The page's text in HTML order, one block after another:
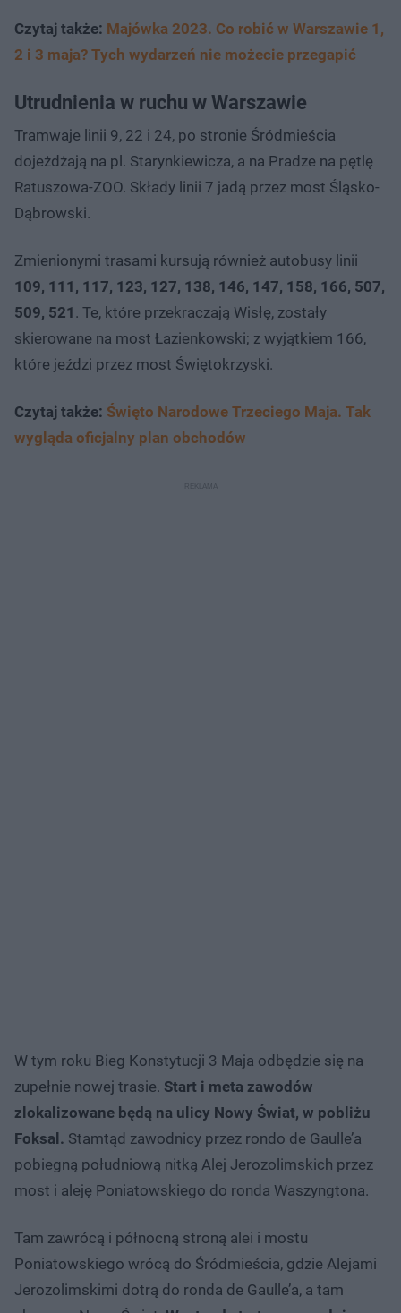
Czytaj także: Majówka 2023. Co robić w Warszawie 1,
2 i 3 maja? Tych wydarzeń nie możecie przegapić
Utrudnienia w ruchu w Warszawie
Tramwaje linii 9, 22 i 24, po stronie Śródmieścia
dojeżdżają na pl. Starynkiewicza, a na Pradze na pętlę
Ratuszowa-ZOO. Składy linii 7 jadą przez most Śląsko-
Dąbrowski.
Zmienionymi trasami kursują również autobusy linii
109, 111, 117, 123, 127, 138, 146, 147, 158, 166, 507,
509, 521 . Te, które przekraczają Wisłę, zostały
skierowane na most Łazienkowski; z wyjątkiem 166,
które jeździ przez most Świętokrzyski.
Czytaj także: Święto Narodowe Trzeciego Maja. Tak
wygląda oficjalny plan obchodów
W tym roku Bieg Konstytucji 3 Maja odbędzie się na
zupełnie nowej trasie. Start i meta zawodów
zlokalizowane będą na ulicy Nowy Świat, w pobliżu
Foksal. Stamtąd zawodnicy przez rondo de Gaulle’a
pobiegną południową nitką Alej Jerozolimskich przez
most i aleję Poniatowskiego do ronda Waszyngtona.
Tam zawrócą i północną stroną alei i mostu
Poniatowskiego wrócą do Śródmieścia, gdzie Alejami
Jerozolimskimi dotrą do ronda de Gaulle’a, a tam